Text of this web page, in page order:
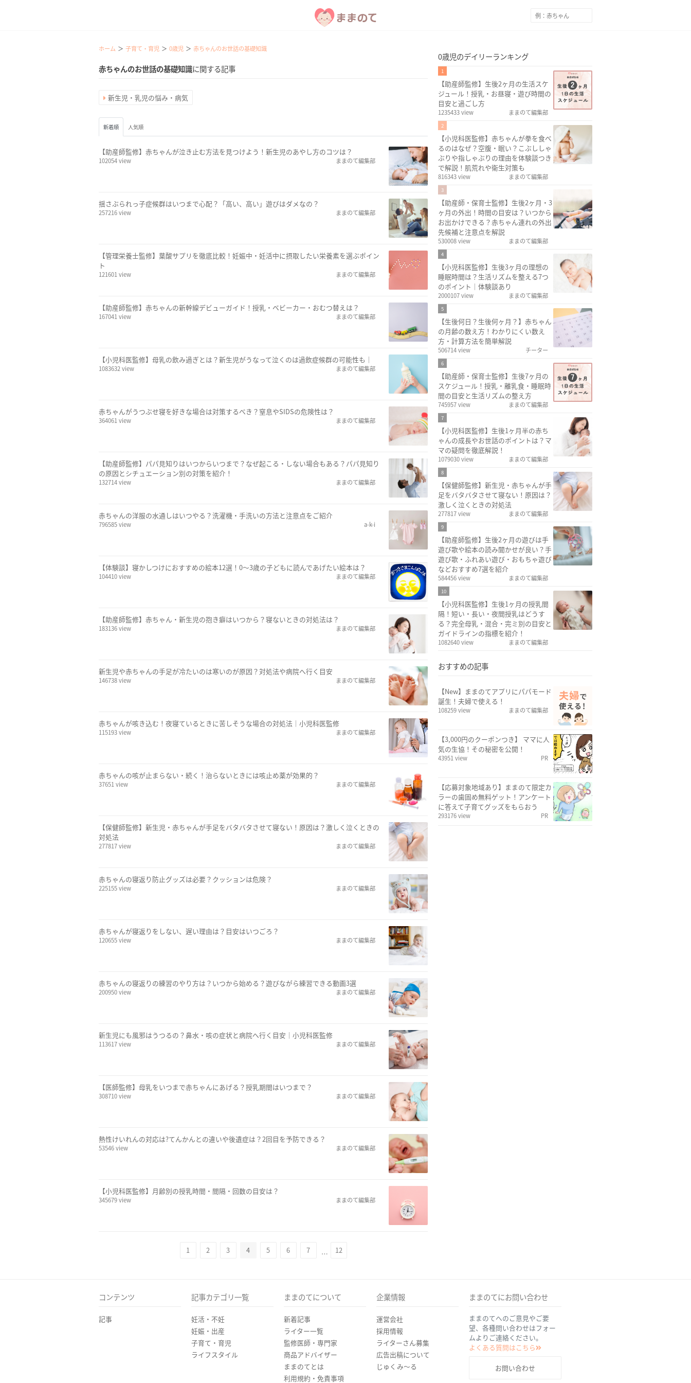
ホーム 子育て・育児 0歳児 赤ちゃんのお世話の基礎知識
赤ちゃんのお世話の基礎知識に関する記事
新生児・乳児の悩み・病気
新着順 人気順
【助産師監修】赤ちゃんが泣き止む方法を見つけよう！新生児のあやし方のコツは？
102054 view ままのて編集部
揺さぶられっ子症候群はいつまで心配？「高い、高い」遊びはダメなの？
257216 view ままのて編集部
【管理栄養士監修】葉酸サプリを徹底比較！妊娠中・妊活中に摂取したい栄養素を選ぶポイン
ト
121601 view ままのて編集部
【助産師監修】赤ちゃんの新幹線デビューガイド！授乳・ベビーカー・おむつ替えは？
167041 view ままのて編集部
【小児科医監修】母乳の飲み過ぎとは？新生児がうなって泣くのは過飲症候群の可能性も｜
1083632 view ままのて編集部
赤ちゃんがうつぶせ寝を好きな場合は対策するべき？窒息やSIDSの危険性は？
364061 view ままのて編集部
【助産師監修】パパ見知りはいつからいつまで？なぜ起こる・しない場合もある？パパ見知り
の原因とシチュエーション別の対策を紹介！
132714 view ままのて編集部
赤ちゃんの洋服の水通しはいつやる？洗濯機・手洗いの方法と注意点をご紹介
796585 view a-k-i
【体験談】寝かしつけにおすすめの絵本12選！0～3歳の子どもに読んであげたい絵本は？
104410 view ままのて編集部
【助産師監修】赤ちゃん・新生児の抱き癖はいつから？寝ないときの対処法は？
183136 view ままのて編集部
新生児や赤ちゃんの手足が冷たいのは寒いのが原因？対処法や病院へ行く目安
146738 view ままのて編集部
赤ちゃんが咳き込む！夜寝ているときに苦しそうな場合の対処法｜小児科医監修
115193 view ままのて編集部
赤ちゃんの咳が止まらない・続く！治らないときには咳止め薬が効果的？
37651 view ままのて編集部
【保健師監修】新生児・赤ちゃんが手足をバタバタさせて寝ない！原因は？激しく泣くときの
対処法
277817 view ままのて編集部
赤ちゃんの寝返り防止グッズは必要？クッションは危険？
225155 view ままのて編集部
赤ちゃんが寝返りをしない、遅い理由は？目安はいつごろ？
120655 view ままのて編集部
赤ちゃんの寝返りの練習のやり方は？いつから始める？遊びながら練習できる動画3選
200950 view ままのて編集部
新生児にも風邪はうつるの？鼻水・咳の症状と病院へ行く目安｜小児科医監修
113617 view ままのて編集部
【医師監修】母乳をいつまで赤ちゃんにあげる？授乳期間はいつまで？
308710 view ままのて編集部
熱性けいれんの対応は?てんかんとの違いや後遺症は？2回目を予防できる？
53546 view ままのて編集部
【小児科医監修】月齢別の授乳時間・間隔・回数の目安は？
345679 view ままのて編集部
1 2 3 4 5 6 7 … 12
0歳児のデイリーランキング
1
【助産師監修】生後2ヶ月の生活スケ
ジュール！授乳・お昼寝・遊び時間の
目安と過ごし方
1235433 view ままのて編集部
2
【小児科医監修】赤ちゃんが拳を食べ
るのはなぜ？空腹・眠い？こぶししゃ
ぶりや指しゃぶりの理由を体験談つき
で解説！肌荒れや衛生対策も
816343 view ままのて編集部
3
【助産師・保育士監修】生後2ヶ月・3
ヶ月の外出！時間の目安は？いつから
お出かけできる？赤ちゃん連れの外出
先候補と注意点を解説
530008 view ままのて編集部
4
【小児科医監修】生後3ヶ月の理想の
睡眠時間は？生活リズムを整える7つ
のポイント｜体験談あり
2000107 view ままのて編集部
5
【生後何日？生後何ヶ月？】赤ちゃん
の月齢の数え方！わかりにくい数え
方・計算方法を簡単解説
506714 view チーター
6
【助産師・保育士監修】生後7ヶ月の
スケジュール！授乳・離乳食・睡眠時
間の目安と生活リズムの整え方
745957 view ままのて編集部
7
【小児科医監修】生後1ヶ月半の赤ち
ゃんの成長やお世話のポイントは？マ
マの疑問を徹底解説！
1079030 view ままのて編集部
8
【保健師監修】新生児・赤ちゃんが手
足をバタバタさせて寝ない！原因は？
激しく泣くときの対処法
277817 view ままのて編集部
9
【助産師監修】生後2ヶ月の遊びは手
遊び歌や絵本の読み聞かせが良い？手
遊び歌・ふれあい遊び・おもちゃ遊び
などおすすめ7選を紹介
584456 view ままのて編集部
10
【小児科医監修】生後1ヶ月の授乳間
隔！短い・長い・夜間授乳はどうす
る？完全母乳・混合・完ミ別の目安と
ガイドラインの指標を紹介！
1082640 view ままのて編集部
おすすめの記事
【New】ままのてアプリにパパモード
誕生！夫婦で使える！
108259 view ままのて編集部
【3,000円のクーポンつき】 ママに人
気の生協！その秘密を公開！
43951 view PR
【応募対象地域あり】ままのて限定カ
ラーの歯固め無料ゲット！アンケート
に答えて子育てグッズをもらおう
293176 view PR
コンテンツ
記事
記事カテゴリ一覧
妊活・不妊
妊娠・出産
子育て・育児
ライフスタイル
ままのてについて
新着記事
ライター一覧
監修医師・専門家
商品アドバイザー
ままのてとは
利用規約・免責事項
企業情報
運営会社
採用情報
ライターさん募集
広告出稿について
じゅくみ〜る
ままのてにお問い合わせ
ままのてへのご意見やご要
望、各種問い合わせはフォー
ムよりご連絡ください。
よくある質問はこちら
お問い合わせ